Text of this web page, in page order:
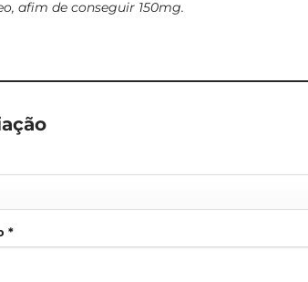
afim de conseguir 150mg.
*